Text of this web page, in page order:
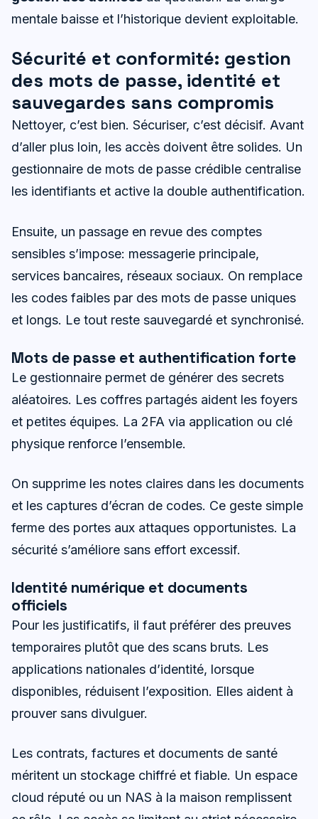
mentale baisse et l’historique devient exploitable.
Sécurité et conformité: gestion
des mots de passe, identité et
sauvegardes sans compromis
Nettoyer, c’est bien. Sécuriser, c’est décisif. Avant
d’aller plus loin, les accès doivent être solides. Un
gestionnaire de mots de passe crédible centralise
les identifiants et active la double authentification.
Ensuite, un passage en revue des comptes
sensibles s’impose: messagerie principale,
services bancaires, réseaux sociaux. On remplace
les codes faibles par des mots de passe uniques
et longs. Le tout reste sauvegardé et synchronisé.
Mots de passe et authentification forte
Le gestionnaire permet de générer des secrets
aléatoires. Les coffres partagés aident les foyers
et petites équipes. La 2FA via application ou clé
physique renforce l’ensemble.
On supprime les notes claires dans les documents
et les captures d’écran de codes. Ce geste simple
ferme des portes aux attaques opportunistes. La
sécurité s’améliore sans effort excessif.
Identité numérique et documents
officiels
Pour les justificatifs, il faut préférer des preuves
temporaires plutôt que des scans bruts. Les
applications nationales d’identité, lorsque
disponibles, réduisent l’exposition. Elles aident à
prouver sans divulguer.
Les contrats, factures et documents de santé
méritent un stockage chiffré et fiable. Un espace
cloud réputé ou un NAS à la maison remplissent